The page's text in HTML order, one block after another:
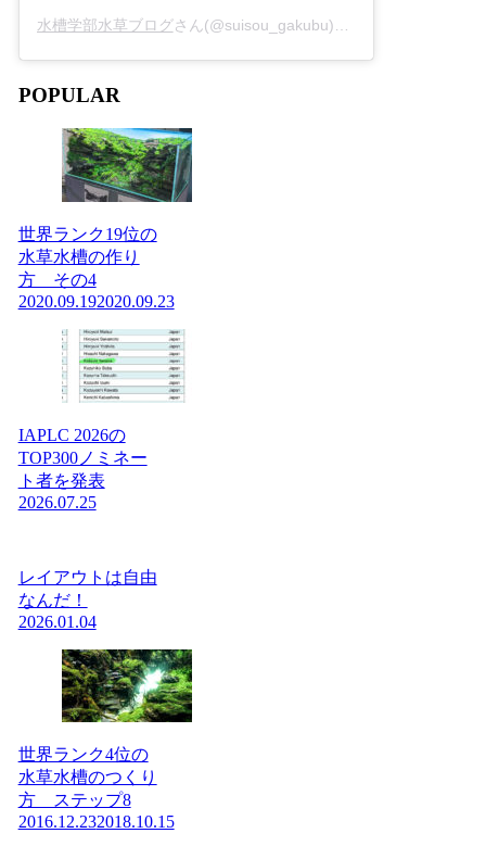
水槽学部水草ブログさん(@suisou_gakubu)がシェアした投稿 -
POPULAR
世界ランク19位の
水草水槽の作り
方 その4
2020.09.192020.09.23
IAPLC 2026の
TOP300ノミネー
ト者を発表
2026.07.25
レイアウトは自由
なんだ！
2026.01.04
世界ランク4位の
水草水槽のつくり
方 ステップ8
2016.12.232018.10.15